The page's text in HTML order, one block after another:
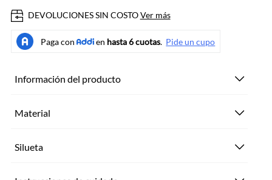
DEVOLUCIONES SIN COSTOVer más
Información del producto
Material
Silueta